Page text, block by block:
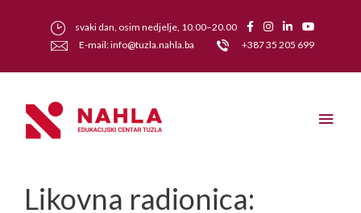
svaki dan, osim nedjelje, 10.00–20.00
E-mail: info@tuzla.nahla.ba
+387 35 205 699
Likovna radionica: